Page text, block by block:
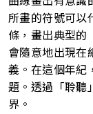
所畫的符號可以
條，畫出典型的
會隨意地出現在
義。在這個年紀
題。透過「聆聽
界。